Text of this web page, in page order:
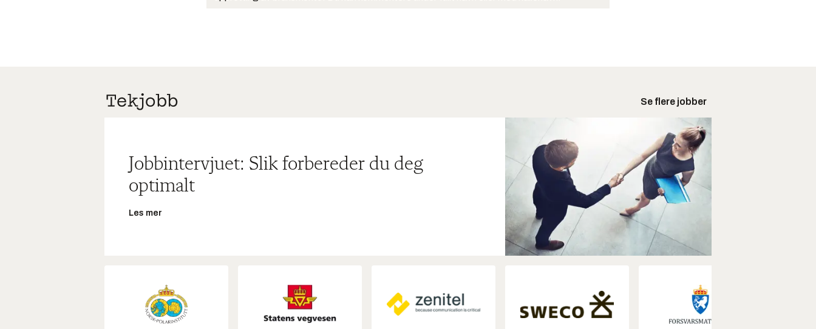
Se flere jobber
Jobbintervjuet: Slik forbereder du deg
optimalt
Les mer